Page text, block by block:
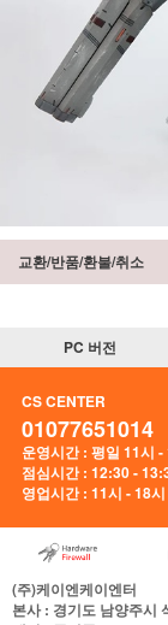
교환/반품/환불/취소
PC 버전
CS CENTER
01077651014
운영시간 : 평일 11시 -
점심시간 : 12:30 -
영업시간 : 11시 - 18시
(주)케이엔케이엔터
본사: 경기도 남양주시